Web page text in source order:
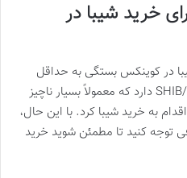
خرید شیبا در
در کوینکس بستگی به حداقل
حجم معامله برای جفت ارز SHIB/USDT دارد که معمولاً بسیار ناچیز
به خرید شیبا کرد. با این حال،
توجه کنید تا مطمئن شوید خرید